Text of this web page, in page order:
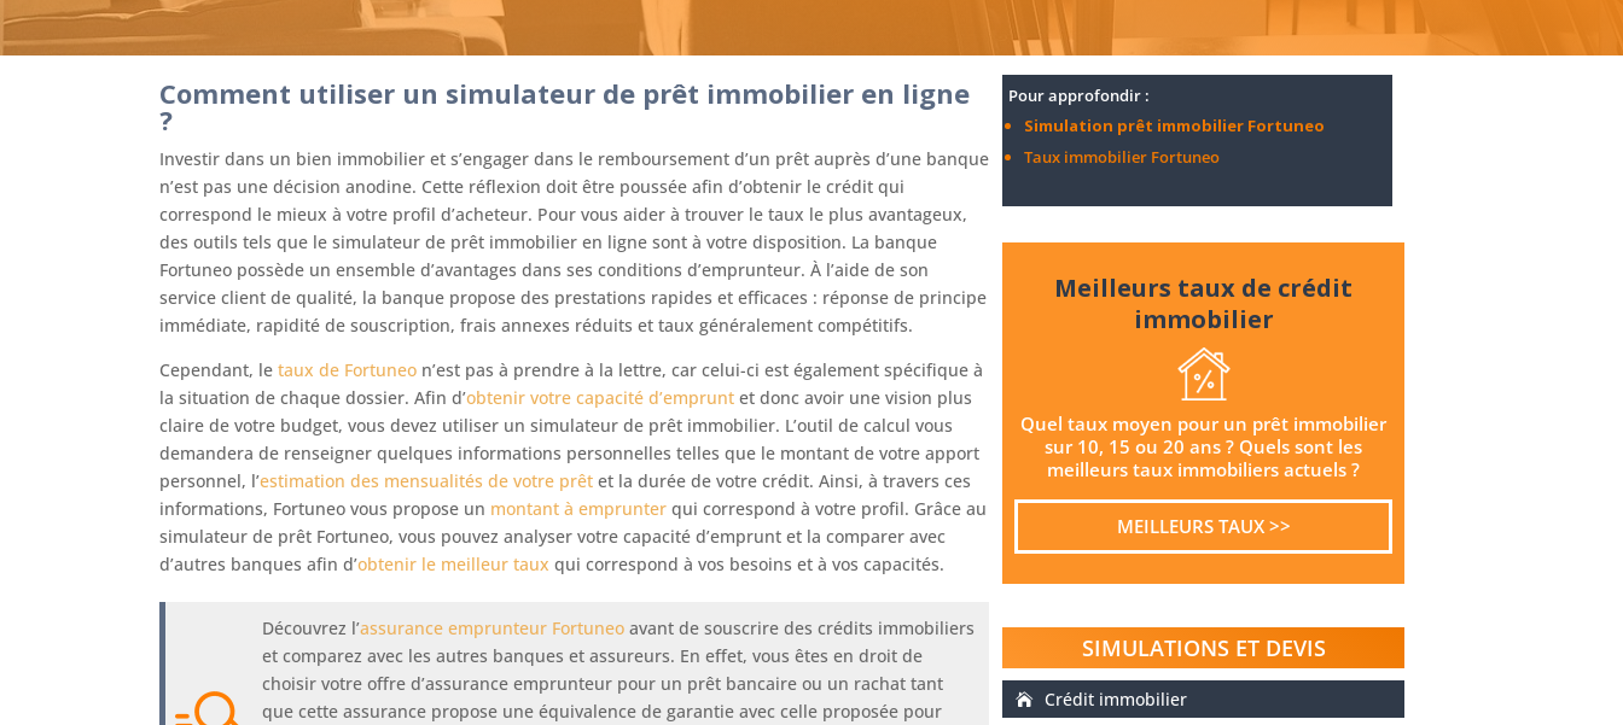
Comment utiliser un simulateur de prêt immobilier en ligne
?
Investir dans un bien immobilier et s’engager dans le remboursement d’un prêt auprès d’une banque
n’est pas une décision anodine. Cette réflexion doit être poussée afin d’obtenir le crédit qui
correspond le mieux à votre profil d’acheteur. Pour vous aider à trouver le taux le plus avantageux,
des outils tels que le simulateur de prêt immobilier en ligne sont à votre disposition. La banque
Fortuneo possède un ensemble d’avantages dans ses conditions d’emprunteur. À l’aide de son
service client de qualité, la banque propose des prestations rapides et efficaces : réponse de principe
immédiate, rapidité de souscription, frais annexes réduits et taux généralement compétitifs.
Cependant, le taux de Fortuneo n’est pas à prendre à la lettre, car celui-ci est également spécifique à
la situation de chaque dossier. Afin d’obtenir votre capacité d’emprunt et donc avoir une vision plus
claire de votre budget, vous devez utiliser un simulateur de prêt immobilier. L’outil de calcul vous
demandera de renseigner quelques informations personnelles telles que le montant de votre apport
personnel, l’estimation des mensualités de votre prêt et la durée de votre crédit. Ainsi, à travers ces
informations, Fortuneo vous propose un montant à emprunter qui correspond à votre profil. Grâce au
simulateur de prêt Fortuneo, vous pouvez analyser votre capacité d’emprunt et la comparer avec
d’autres banques afin d’obtenir le meilleur taux qui correspond à vos besoins et à vos capacités.
Découvrez l’assurance emprunteur Fortuneo avant de souscrire des crédits immobiliers
et comparez avec les autres banques et assureurs. En effet, vous êtes en droit de
choisir votre offre d’assurance emprunteur pour un prêt bancaire ou un rachat tant
que cette assurance propose une équivalence de garantie avec celle proposée pour
Pour approfondir :
Simulation prêt immobilier Fortuneo
Taux immobilier Fortuneo
Meilleurs taux de crédit
immobilier
Quel taux moyen pour un prêt immobilier
sur 10, 15 ou 20 ans ? Quels sont les
meilleurs taux immobiliers actuels ?
MEILLEURS TAUX >>
SIMULATIONS ET DEVIS
Crédit immobilier